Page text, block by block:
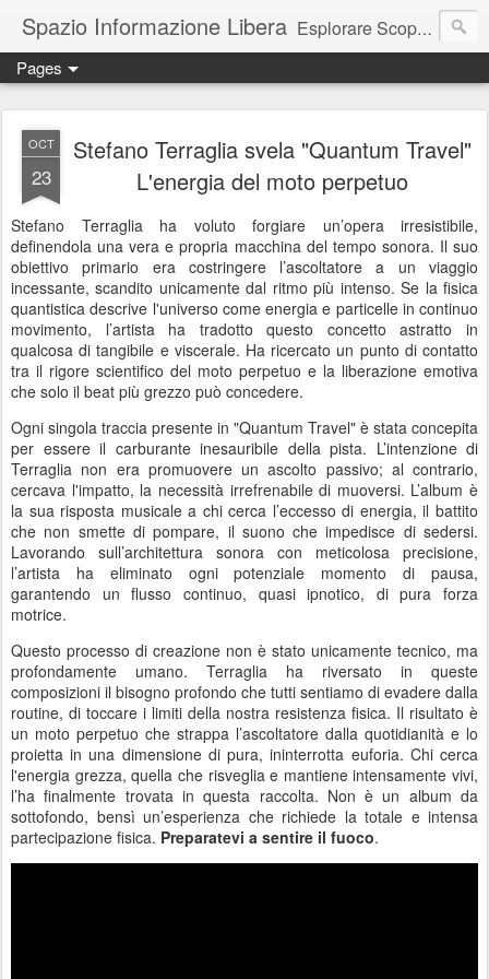
Spazio Informazione Libera Esplorare Scoprire Creare
Escursioni, viaggi, arte, tecnologia, attualità
Pages
OCT
23
Stefano Terraglia svela "Quantum Travel"
L'energia del moto perpetuo
Stefano Terraglia ha voluto forgiare un’opera irresistibile,
definendola una vera e propria macchina del tempo sonora. Il suo
obiettivo primario era costringere l’ascoltatore a un viaggio
incessante, scandito unicamente dal ritmo più intenso. Se la fisica
quantistica descrive l'universo come energia e particelle in continuo
movimento, l’artista ha tradotto questo concetto astratto in
qualcosa di tangibile e viscerale. Ha ricercato un punto di contatto
tra il rigore scientifico del moto perpetuo e la liberazione emotiva
che solo il beat più grezzo può concedere.
Ogni singola traccia presente in "Quantum Travel" è stata concepita
per essere il carburante inesauribile della pista. L’intenzione di
Terraglia non era promuovere un ascolto passivo; al contrario,
cercava l'impatto, la necessità irrefrenabile di muoversi. L’album è
la sua risposta musicale a chi cerca l’eccesso di energia, il battito
che non smette di pompare, il suono che impedisce di sedersi.
Lavorando sull’architettura sonora con meticolosa precisione,
l’artista ha eliminato ogni potenziale momento di pausa,
garantendo un flusso continuo, quasi ipnotico, di pura forza
motrice.
Questo processo di creazione non è stato unicamente tecnico, ma
profondamente umano. Terraglia ha riversato in queste
composizioni il bisogno profondo che tutti sentiamo di evadere dalla
routine, di toccare i limiti della nostra resistenza fisica. Il risultato è
un moto perpetuo che strappa l’ascoltatore dalla quotidianità e lo
proietta in una dimensione di pura, ininterrotta euforia. Chi cerca
l'energia grezza, quella che risveglia e mantiene intensamente vivi,
l’ha finalmente trovata in questa raccolta. Non è un album da
sottofondo, bensì un’esperienza che richiede la totale e intensa
partecipazione fisica. Preparatevi a sentire il fuoco.